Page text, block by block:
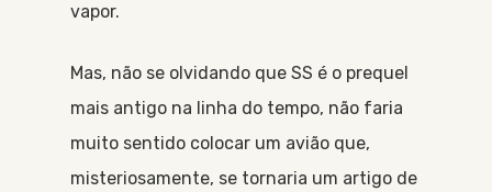
vapor.
Mas, não se olvidando que SS é o prequel
mais antigo na linha do tempo, não faria
muito sentido colocar um avião que,
misteriosamente, se tornaria um artigo de